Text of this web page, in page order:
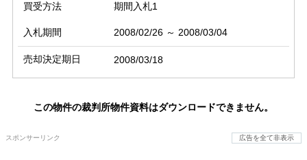
買受方法 期間入札1
入札期間 2008/02/26 ～ 2008/03/04
売却決定期日 2008/03/18
この物件の裁判所物件資料はダウンロードできません。
スポンサーリンク 広告を全て非表示